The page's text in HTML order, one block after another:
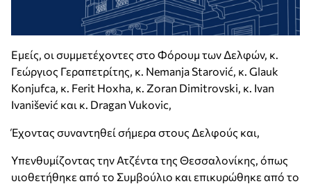
Εμείς, οι συμμετέχοντες στο Φόρουμ των Δελφών, κ.
Γεώργιος Γεραπετρίτης, κ. Nemanja Starović, κ. Glauk
Konjufca, κ. Ferit Hoxha, κ. Zoran Dimitrovski, κ. Ivan
Ivanišević και κ. Dragan Vukovic,
Έχοντας συναντηθεί σήμερα στους Δελφούς και,
Υπενθυμίζοντας την Ατζέντα της Θεσσαλονίκης, όπως
υιοθετήθηκε από το Συμβούλιο και επικυρώθηκε από το